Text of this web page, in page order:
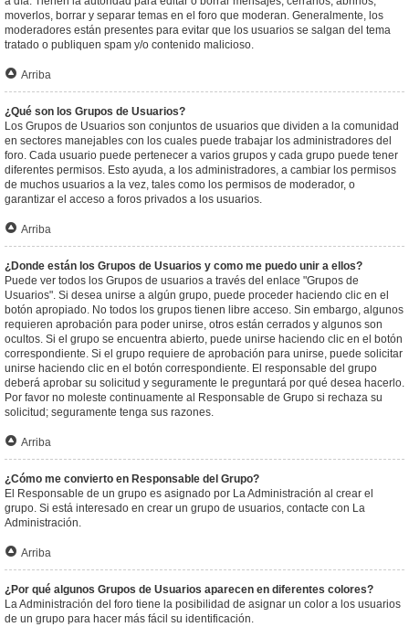
moverlos, borrar y separar temas en el foro que moderan. Generalmente, los
moderadores están presentes para evitar que los usuarios se salgan del tema
tratado o publiquen spam y/o contenido malicioso.
Arriba
¿Qué son los Grupos de Usuarios?
Los Grupos de Usuarios son conjuntos de usuarios que dividen a la comunidad
en sectores manejables con los cuales puede trabajar los administradores del
foro. Cada usuario puede pertenecer a varios grupos y cada grupo puede tener
diferentes permisos. Esto ayuda, a los administradores, a cambiar los permisos
de muchos usuarios a la vez, tales como los permisos de moderador, o
garantizar el acceso a foros privados a los usuarios.
Arriba
¿Donde están los Grupos de Usuarios y como me puedo unir a ellos?
Puede ver todos los Grupos de usuarios a través del enlace "Grupos de
Usuarios". Si desea unirse a algún grupo, puede proceder haciendo clic en el
botón apropiado. No todos los grupos tienen libre acceso. Sin embargo, algunos
requieren aprobación para poder unirse, otros están cerrados y algunos son
ocultos. Si el grupo se encuentra abierto, puede unirse haciendo clic en el botón
correspondiente. Si el grupo requiere de aprobación para unirse, puede solicitar
unirse haciendo clic en el botón correspondiente. El responsable del grupo
deberá aprobar su solicitud y seguramente le preguntará por qué desea hacerlo.
Por favor no moleste continuamente al Responsable de Grupo si rechaza su
solicitud; seguramente tenga sus razones.
Arriba
¿Cómo me convierto en Responsable del Grupo?
El Responsable de un grupo es asignado por La Administración al crear el
grupo. Si está interesado en crear un grupo de usuarios, contacte con La
Administración.
Arriba
¿Por qué algunos Grupos de Usuarios aparecen en diferentes colores?
La Administración del foro tiene la posibilidad de asignar un color a los usuarios
de un grupo para hacer más fácil su identificación.